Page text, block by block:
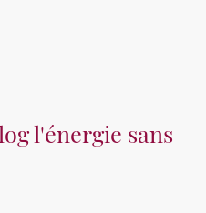
l'énergie sans